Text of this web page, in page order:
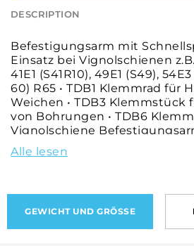
DESCRIPTION
Befestigungsarm mit
Einsatz bei Vignolschienen z.B.
41E1 (S41R10), 49E1 (S49),
60) R65 • TDB1 Klemmrad für
Weichen • TDB3 Klemmstück
von Bohrungen • TDB6
Vignolschiene
Schnellspannung
Alle lesen
GEWICHT UND GRÖSSE